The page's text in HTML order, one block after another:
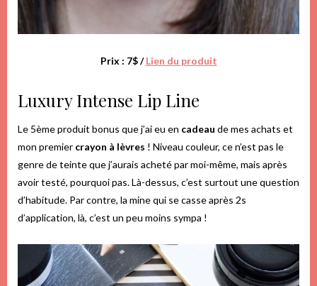
Prix : 7$ /Lien du produit
Luxury Intense Lip Line
Le 5ème produit bonus que j’ai eu en cadeau de mes achats et
mon premier crayon à lèvres ! Niveau couleur, ce n’est pas le
genre de teinte que j’aurais acheté par moi-même, mais après
avoir testé, pourquoi pas. Là-dessus, c’est surtout une question
d’habitude. Par contre, la mine qui se casse après 2s
d’application, là, c’est un peu moins sympa !